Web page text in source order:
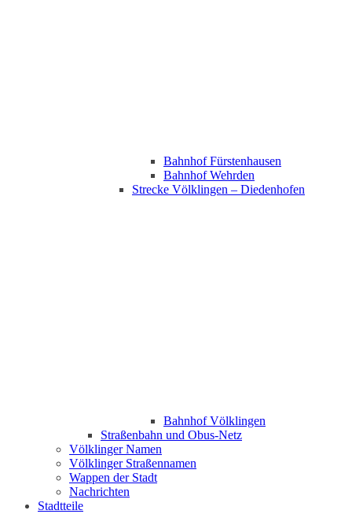
Bahnhof Fürstenhausen
Bahnhof Wehrden
Strecke Völklingen – Diedenhofen
Bahnhof Völklingen
Straßenbahn und Obus-Netz
Völklinger Namen
Völklinger Straßennamen
Wappen der Stadt
Nachrichten
Stadtteile